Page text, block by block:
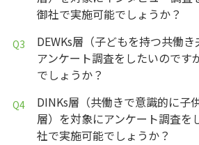
御社で実施可能でしょうか？
DEWKs層（子どもを持つ共働
アンケート調査をしたいのです
でしょうか？
DINKs層（共働きで意識的に子
層）を対象にアンケート調査を
社で実施可能でしょうか？